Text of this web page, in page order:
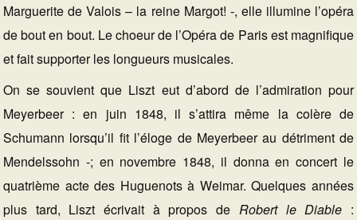
Marguerite de Valois – la reine Margot! -, elle illumine l’opéra
de bout en bout. Le choeur de l’Opéra de Paris est magnifique
et fait supporter les longueurs musicales.
On se souvient que Liszt eut d’abord de l’admiration pour
Meyerbeer : en juin 1848, il s’attira même la colère de
Schumann lorsqu’il fit l’éloge de Meyerbeer au détriment de
Mendelssohn -; en novembre 1848, il donna en concert le
quatrième acte des Huguenots à Weimar. Quelques années
plus tard, Liszt écrivait à propos de Robert le Diable :